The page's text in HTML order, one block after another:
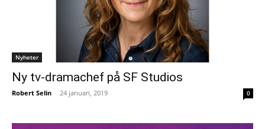
Nyheter
Ny tv-dramachef på SF Studios
Robert Selin - 24 januari, 2019 0